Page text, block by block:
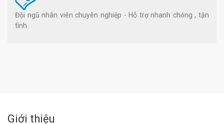
Đội ngũ nhân viên chuyên nghiệp - Hỗ trợ nhanh chóng , tận
tình
Giới thiệu